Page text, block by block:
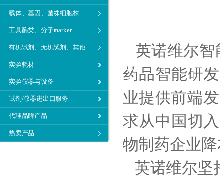
载体、基因、菌株细胞株
工具酶类、分子marker
有机试剂、无机试剂、其他生化试剂
实验耗材
实验仪器与设备
试剂/仪器进出口服务
代理品牌产品
热卖产品
英诺维尔
药品智能研
业提供前端
求从中国切
物制药企业
英诺维尔坚